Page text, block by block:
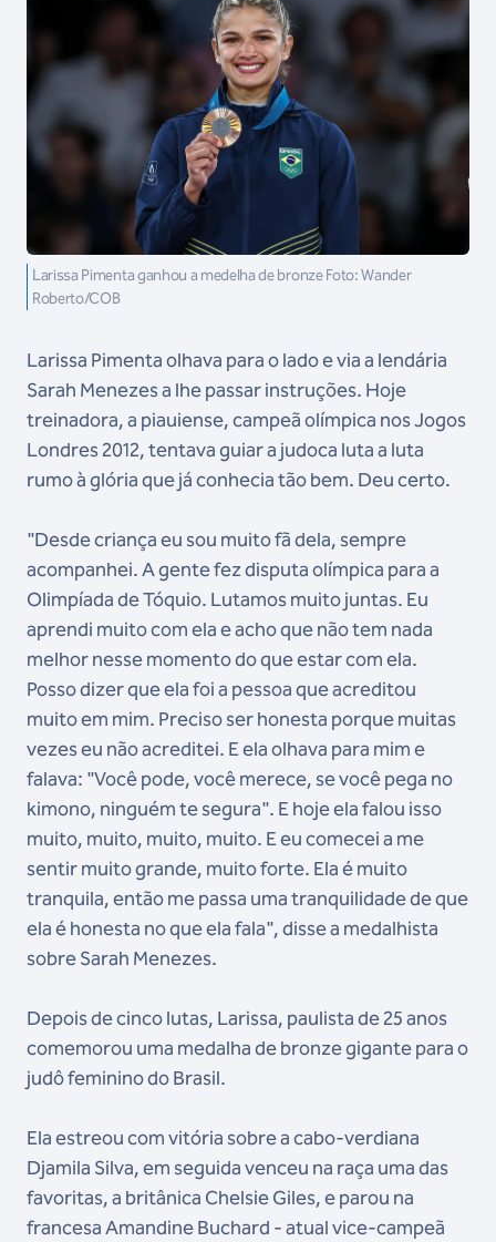
Larissa Pimenta ganhou a medelha de bronze Foto: Wander
Roberto/COB
Larissa Pimenta olhava para o lado e via a lendária
Sarah Menezes a lhe passar instruções. Hoje
treinadora, a piauiense, campeã olímpica nos Jogos
Londres 2012, tentava guiar a judoca luta a luta
rumo à glória que já conhecia tão bem. Deu certo.
"Desde criança eu sou muito fã dela, sempre
acompanhei. A gente fez disputa olímpica para a
Olimpíada de Tóquio. Lutamos muito juntas. Eu
aprendi muito com ela e acho que não tem nada
melhor nesse momento do que estar com ela.
Posso dizer que ela foi a pessoa que acreditou
muito em mim. Preciso ser honesta porque muitas
vezes eu não acreditei. E ela olhava para mim e
falava: "Você pode, você merece, se você pega no
kimono, ninguém te segura". E hoje ela falou isso
muito, muito, muito, muito. E eu comecei a me
sentir muito grande, muito forte. Ela é muito
tranquila, então me passa uma tranquilidade de que
ela é honesta no que ela fala", disse a medalhista
sobre Sarah Menezes.
Depois de cinco lutas, Larissa, paulista de 25 anos
comemorou uma medalha de bronze gigante para o
judô feminino do Brasil.
Ela estreou com vitória sobre a cabo-verdiana
Djamila Silva, em seguida venceu na raça uma das
favoritas, a britânica Chelsie Giles, e parou na
francesa Amandine Buchard - atual vice-campeã